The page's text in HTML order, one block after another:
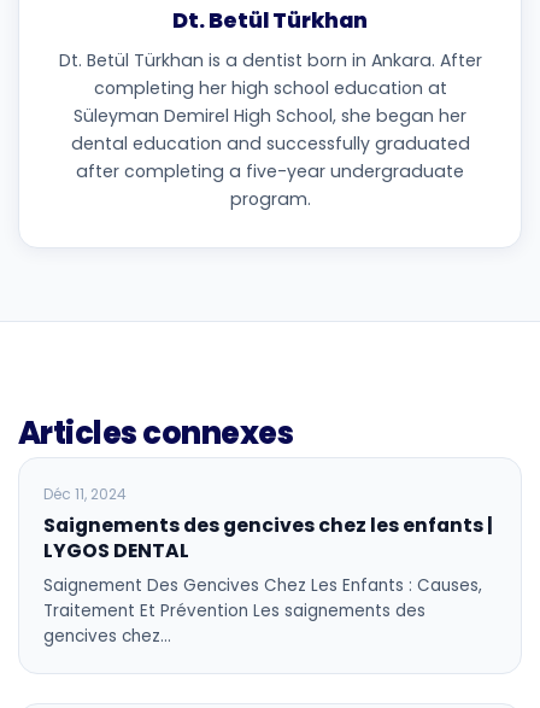
Dt. Betül Türkhan
Dt. Betül Türkhan is a dentist born in Ankara. After
completing her high school education at
Süleyman Demirel High School, she began her
dental education and successfully graduated
after completing a five-year undergraduate
program.
Articles connexes
BLOG
Déc 11, 2024
Saignements des gencives chez les enfants |
LYGOS DENTAL
Saignement Des Gencives Chez Les Enfants : Causes,
Traitement Et Prévention Les saignements des
gencives chez…